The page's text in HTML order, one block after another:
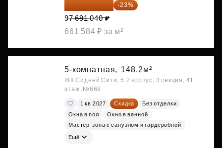
75 222 101 ₽ -23%
97 691 040 ₽
661 584 ₽ за м²
5-комнатная, 148.2м²
ЖК Сидней Сити, 5.2 корпус, 3 секция, 41
этаж, №668
1 кв 2027 Скидка
Без отделки
Окна в пол
Окно в ванной
Мастер-зона с санузлом и гардеробной
Ещё